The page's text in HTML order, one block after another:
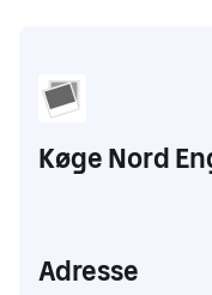
Køge Nord
Adresse